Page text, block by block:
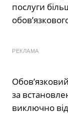
послуги
РЕКЛАМА
за
виключно від